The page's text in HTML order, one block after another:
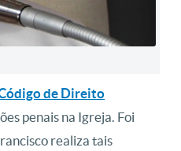
de Direito
penais na Igreja. Foi
realiza tais